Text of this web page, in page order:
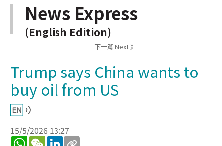
News Express
(English Edition)
下一篇 Next 》
Trump says China wants to
buy oil from US
15/5/2026 13:27
WhatsApp
WeChatLinkedIn